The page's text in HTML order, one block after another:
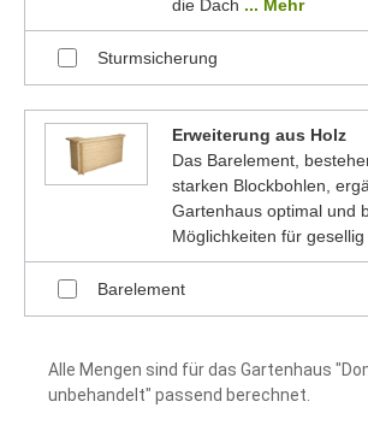
die Dach ... Mehr
Sturmsicherung
Erweiterung aus Holz
Das Barelement,
starken Blockbohlen,
Gartenhaus optimal und
Möglichkeiten für gesellig
Barelement
Alle Mengen sind für das Gartenhaus
unbehandelt" passend berechnet.